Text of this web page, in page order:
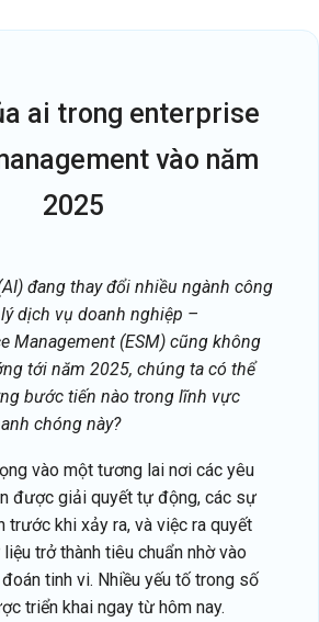
vào năm
2025
đang thay đổi nhiều ngành công
dịch vụ doanh nghiệp –
Management (ESM) cũng không
tới năm 2025, chúng ta có thể
bước tiến nào trong lĩnh vực
chóng này?
vào một tương lai nơi các yêu
được giải quyết tự động, các sự
khi xảy ra, và việc ra quyết
trở thành tiêu chuẩn nhờ vào
tinh vi. Nhiều yếu tố trong số
triển khai ngay từ hôm nay.